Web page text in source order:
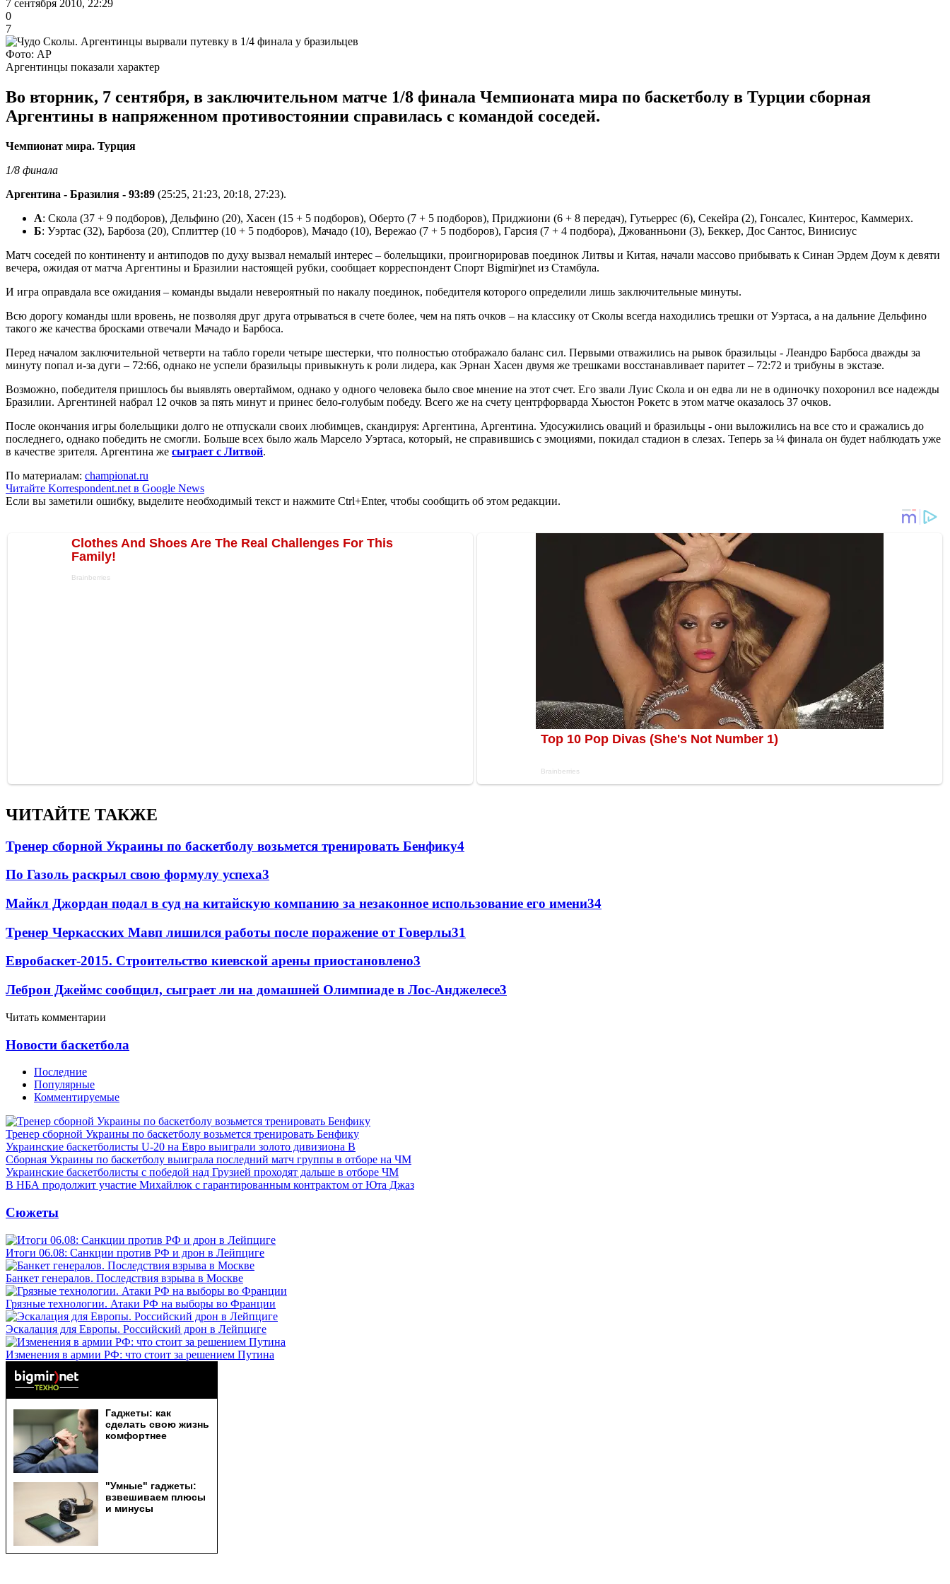
7 сентября 2010, 22:29
0
7
Фото: AP
Аргентинцы показали характер
Во вторник, 7 сентября, в заключительном матче 1/8 финала Чемпионата мира по баскетболу в Турции сборная
Аргентины в напряженном противостоянии справилась с командой соседей.
Чемпионат мира. Турция
1/8 финала
Аргентина - Бразилия - 93:89 (25:25, 21:23, 20:18, 27:23).
А: Скола (37 + 9 подборов), Дельфино (20), Хасен (15 + 5 подборов), Оберто (7 + 5 подборов), Приджиони (6 + 8 передач), Гутьеррес (6), Секейра (2), Гонсалес, Кинтерос, Каммерих.
Б: Уэртас (32), Барбоза (20), Сплиттер (10 + 5 подборов), Мачадо (10), Вережао (7 + 5 подборов), Гарсия (7 + 4 подбора), Джованньони (3), Беккер, Дос Сантос, Винисиус
Матч соседей по континенту и антиподов по духу вызвал немалый интерес – болельщики, проигнорировав поединок Литвы и Китая, начали массово прибывать к Синан Эрдем Доум к девяти
вечера, ожидая от матча Аргентины и Бразилии настоящей рубки, сообщает корреспондент Спорт Bigmir)net из Стамбула.
И игра оправдала все ожидания – команды выдали невероятный по накалу поединок, победителя которого определили лишь заключительные минуты.
Всю дорогу команды шли вровень, не позволяя друг друга отрываться в счете более, чем на пять очков – на классику от Сколы всегда находились трешки от Уэртаса, а на дальние Дельфино
такого же качества бросками отвечали Мачадо и Барбоса.
Перед началом заключительной четверти на табло горели четыре шестерки, что полностью отображало баланс сил. Первыми отважились на рывок бразильцы - Леандро Барбоса дважды за
минуту попал и-за дуги – 72:66, однако не успели бразильцы привыкнуть к роли лидера, как Эрнан Хасен двумя же трешками восстанавливает паритет – 72:72 и трибуны в экстазе.
Возможно, победителя пришлось бы выявлять овертаймом, однако у одного человека было свое мнение на этот счет. Его звали Луис Скола и он едва ли не в одиночку похоронил все надежды
Бразилии. Аргентиней набрал 12 очков за пять минут и принес бело-голубым победу. Всего же на счету центрфорварда Хьюстон Рокетс в этом матче оказалось 37 очков.
После окончания игры болельщики долго не отпускали своих любимцев, скандируя: Аргентина, Аргентина. Удосужились оваций и бразильцы - они выложились на все сто и сражались до
последнего, однако победить не смогли. Больше всех было жаль Марсело Уэртаса, который, не справившись с эмоциями, покидал стадион в слезах. Теперь за ¼ финала он будет наблюдать уже
в качестве зрителя. Аргентина же сыграет с Литвой.
По материалам: championat.ru
Читайте Korrespondent.net в Google News
Если вы заметили ошибку, выделите необходимый текст и нажмите Ctrl+Enter, чтобы сообщить об этом редакции.
ЧИТАЙТЕ ТАКЖЕ
Тренер сборной Украины по баскетболу возьмется тренировать Бенфику4
По Газоль раскрыл свою формулу успеха3
Майкл Джордан подал в суд на китайскую компанию за незаконное использование его имени34
Тренер Черкасских Мавп лишился работы после поражение от Говерлы31
Евробаскет-2015. Строительство киевской арены приостановлено3
Леброн Джеймс сообщил, сыграет ли на домашней Олимпиаде в Лос-Анджелесе3
Читать комментарии
Новости баскетбола
Последние
Популярные
Комментируемые
Тренер сборной Украины по баскетболу возьмется тренировать Бенфику
Украинские баскетболисты U-20 на Евро выиграли золото дивизиона В
Сборная Украины по баскетболу выиграла последний матч группы в отборе на ЧМ
Украинские баскетболисты с победой над Грузией проходят дальше в отборе ЧМ
В НБА продолжит участие Михайлюк с гарантированным контрактом от Юта Джаз
Сюжеты
Итоги 06.08: Санкции против РФ и дрон в Лейпциге
Банкет генералов. Последствия взрыва в Москве
Грязные технологии. Атаки РФ на выборы во Франции
Эскалация для Европы. Российский дрон в Лейпциге
Изменения в армии РФ: что стоит за решением Путина